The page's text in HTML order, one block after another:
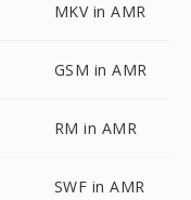
MKV in AMR
GSM in AMR
RM in AMR
SWF in AMR